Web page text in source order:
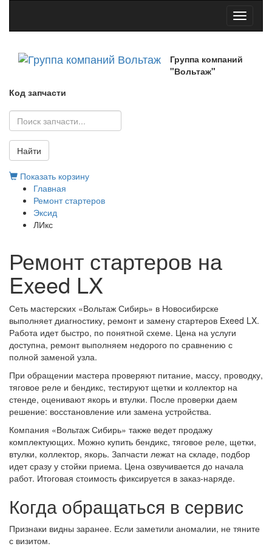
Toggle
Группа компаний
"Вольтаж"
Код запчасти
Найти
Показать корзину
Главная
Ремонт стартеров
Эксид
ЛИкс
Ремонт стартеров на
Exeed LX
Сеть мастерских «Вольтаж Сибирь» в Новосибирске
выполняет диагностику, ремонт и замену стартеров Exeed LX.
Работа идет быстро, по понятной схеме. Цена на услуги
доступна, ремонт выполняем недорого по сравнению с
полной заменой узла.
При обращении мастера проверяют питание, массу, проводку,
тяговое реле и бендикс, тестируют щетки и коллектор на
стенде, оценивают якорь и втулки. После проверки даем
решение: восстановление или замена устройства.
Компания «Вольтаж Сибирь» также ведет продажу
комплектующих. Можно купить бендикс, тяговое реле, щетки,
втулки, коллектор, якорь. Запчасти лежат на складе, подбор
идет сразу у стойки приема. Цена озвучивается до начала
работ. Итоговая стоимость фиксируется в заказ-наряде.
Когда обращаться в сервис
Признаки видны заранее. Если заметили аномалии, не тяните
с визитом.